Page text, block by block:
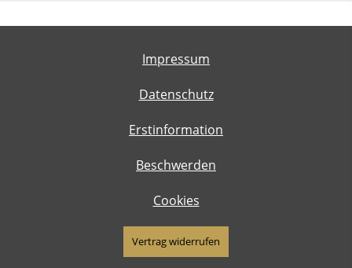
Impressum
Datenschutz
Erstinformation
Beschwerden
Cookies
Vertrag widerrufen